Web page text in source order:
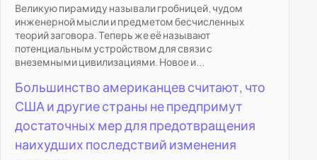
Великую пирамиду называли гробницей, чудом
инженерной мысли и предметом бесчисленных
теорий заговора. Теперь же её называют
потенциальным устройством для связи с
внеземными цивилизациями. Новое и...
Большинство американцев считают, что
США и другие страны не предпримут
достаточных мер для предотвращения
наихудших последствий изменения